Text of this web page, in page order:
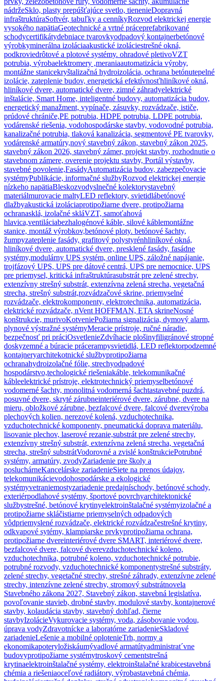
nádržeSklo, plasty prepúšťajúce svetlo, tienenieDopravná
infraštruktúraSoftvér, tabuľky a cenníkyRozvod elektrickej energie
vysokého napätiaGeotechnické a vrtné práceprefabrikované
schodycertifikátydebniace tvarovkyodpadový kontajnerbetónové
výrobkyminerálna izoláciaakustické izoláciestrešné okná,
podkroviedrôtové a plotové systémy. ohradové pletivoVZT
potrubia, výrobaelektromery ,meraniaautomatizácia výroby,
montážne stanicekryštalizačná hydroizolácia, ochrana betónutepelné
izolácie, zateplenie budov, energetická efektívnosťhliníkové okná,
hliníkové dvere, automatické dvere, zimné záhradyelektrické
inštalácie, Smart Home, inteligentné budovy, automatizácia budov,
energetický manažment, vypínače, zásuvky, rozvádzače, ističe,
prúdové chrániče,PE potrubia, HDPE potrubia, LDPE potrubia,
vodárenské riešenia, vodohospodárske stavby, vodovodné potrubia,
kanalizačné potrubia, tlaková kanalizácia, segmentové PE tvarovky,
vodárenské armatúry,nový stavebný zákon, stavebný zákon 2025,
stavebný zákon 2026, stavebný zámer, projekt stavby, rozhodnutie o
stavebnom zámere, overenie projektu stavby, Portál výstavby,
stavebné povolenie,FasádyAutomatizácia budov, zabezpečovacie
systémyPublikácie, informačné službyRozvod elektrickej energie
nízkeho napätiaBleskozvodyslnečné kolektorystavebný
materiálmurovacie maltyLED reflektory, svietidlábetónové
dlažbyakustická izoláciaprotipožiarne dvere, protipožiarna
ochranasklá, izolačné skláVZT, samoťahová
hlavica,ventiláciabezhalogénové káble, silové káblemontážne
stanice, montáž výrobkov,betónové ploty. betónové šachty,
žumpyzateplenie fasády, grafitový polystyrénhliníkové okná,
hliníkové dvere, automatické dvere, presklené fasády, fasádne
systémy,modulárny UPS systém, online UPS, záložné napájanie,
trojfázový UPS, UPS pre dátové centrá, UPS pre nemocnice, UPS
pre priemysel, kritická infraštruktúrasubstrát pre zelené strechy,
extenzívny strešný substrát, extenzívna zelená strecha, vegetačná
strecha, strešný substrát,rozvádzačové skrine, priemyselné
rozvádzače, elektrokomponenty, elektrotechnika, automatizácia,
elektrické rozvádzače, nVent HOFFMAN, ETA skrineNosné
konštrukcie, murivoKotveniePožiarna signalizácia, dymový alarm,
plynové výstražné systémyMeracie prístroje, ručné náradie,
bezpečnosť pri práciOsvetlenieZdvíhacie plošinyfiligránové stropné
doskyzemné a búracie prácerampysvietidlá, LED reflektorpodzemné
kontajneryarchitekotnické službyprotipožiarna
ochranahydroizolačné fólie, strechyodpadové
hospodárstvo,techologické riešeniakáble, telekomunikačné
kábleelektrické prístroje, elektrotechnický priemyselbetónové
vodomerné šachty, monolitná vodomerná šachtastavebné puzdrá,
posuvné dvere, skryté zárubneinteriérové dvere, zárubne, dvere na
mieru, obložkové zárubne, bezfalcové dvere, falcové dverevýroba
plechových kolien, nerezové kolená, vzduchotechnika,
vzduchotechnické komponenty, pneumatická doprava materiálu,
lisovanie plechov, laserové rezanie,substrát pre zelené strechy,
extenzívny strešný substrát, extenzívna zelená strecha, vegetačná
strecha, strešný substrátVodorovné a zvislé konštrukciePotrubné
systémy, armatúry, zvodyZariadenie pre školy a
posluchárneKancelárske zariadenieSiete na prenos údajov,
telekomunikácievodohospodárske a ekologické
systémyvetraniemostyzariadenie predajníschody, betónové schody,
exteriérpodlahové systémy, športové povrchyarchitektonické
službystrešné, betónové krytinyelektroinštalačné systémyizolačné a
protipožiarne skláčistiarne priemyselných odpadových
vôdpriemyslené rozvádzače, elektrické rozvádzačestrešné krytiny,
odkvapové sytémy, klampiarske prvkyprotipožiarna ochrana,
protipožiarne dvereinteriérové dvere SMART, interiérové dvere,
bezfalcové dvere, falcové dverevzduchotechnické koleno,
vzduchotechnika, potrubné koleno, vzduchotechnické potrubie,
potrubné rozvody, vzduchotechnické komponentystrešné substráty,
zelené strechy, vegetačné strechy, strešné záhrady, extenzívne zelené
strechy, intenzívne zelené strechy, stromový substrátnovela
Stavebného zákona 2027, Stavebný zákon, stavebná legislatíva,
povoľovanie stavieb, drobné stavby, modulové stavby, kontajnerové
stavby, kolaudácia stavby, stavebný dohľad, čierne
stavbyIzolácieVykurovacie systémy, voda, zásobovanie vodou,
úprava vodyZdravotnícke a laboratórne zariadenieSkladové
zariadenieLešenie a mobilné oplotenieTrh, normy a
ekonomikapoteryložiskáumývadlové armatútyadministrat´vne
budovyprotipožiarne systémytroskový cementstrešná
krytinaelektroinštalačné systémy, elektroinštalačné krabicestavebná
chémia a riešeniaoceľové radiátory, výrobastavebná chémia,